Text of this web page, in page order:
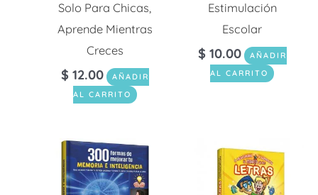
Solo Para Chicas,
Aprende Mientras
Creces
$ 12.00
AÑADIR
AL CARRITO
Estimulación
Escolar
$ 10.00
AÑADIR
AL CARRITO